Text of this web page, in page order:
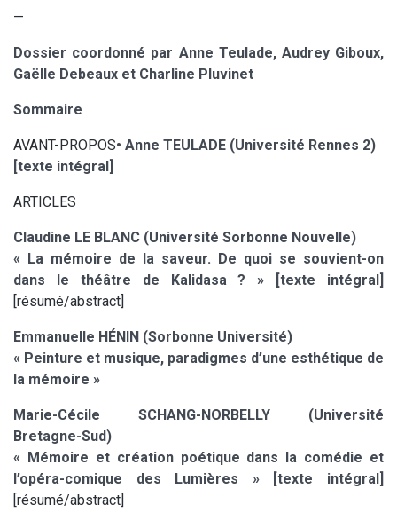
—
Dossier coordonné par Anne Teulade, Audrey Giboux,
Gaëlle Debeaux et Charline Pluvinet
Sommaire
AVANT-PROPOS• Anne TEULADE (Université Rennes 2)
[texte intégral]
ARTICLES
Claudine LE BLANC (Université Sorbonne Nouvelle)
« La mémoire de la saveur. De quoi se souvient-on
dans le théâtre de Kalidasa ? » [texte intégral]
[résumé/abstract]
Emmanuelle HÉNIN (Sorbonne Université)
« Peinture et musique, paradigmes d’une esthétique de
la mémoire »
Marie-Cécile SCHANG-NORBELLY (Université
Bretagne-Sud)
« Mémoire et création poétique dans la comédie et
l’opéra-comique des Lumières » [texte intégral]
[résumé/abstract]